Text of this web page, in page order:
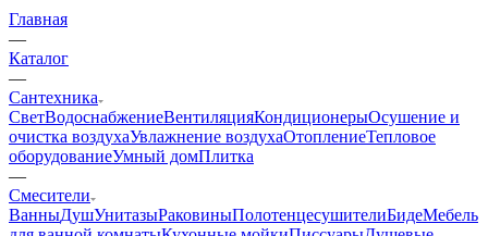
Главная
—
Каталог
—
Сантехника
СветВодоснабжениеВентиляцияКондиционерыОсушение и
очистка воздухаУвлажнение воздухаОтоплениеТепловое
оборудованиеУмный домПлитка
—
Смесители
ВанныДушУнитазыРаковиныПолотенцесушителиБидеМебель